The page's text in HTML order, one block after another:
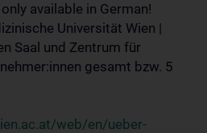
available in German!
Universität Wien |
Saal und Zentrum für
gesamt bzw. 5
web/en/ueber-